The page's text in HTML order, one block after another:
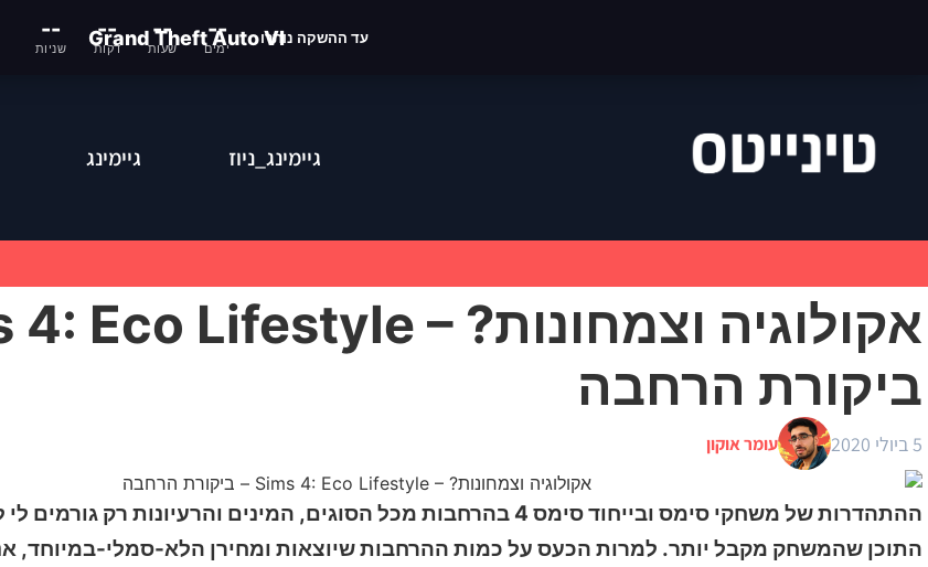
עד ההשקה נותרוGrand Theft Auto VI
--
ימים
--
שעות
--
דקות
--
שניות
גיימינג_ניוז גיימינג
ביקורת הרחבה
5 ביולי 2020 עומר אוקון
ההתהדרות של משחקי סימס ובייחוד סימס 4 בהרחבות מכל הסוגים, המינים והרעיונות
התוכן שהמשחק מקבל יותר. למרות הכעס על כמות ההרחבות שיוצאות ומחירן הלא-סמלי-במיוחד,